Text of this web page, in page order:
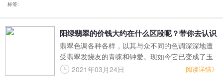
标签:
阳绿翡翠的价钱大约在什么区段呢？带你去认识
一下它！
翡翠色调各种各样，以其与众不同的色调深深地遭
受翡翠发烧友的青睐和钟爱。现如今它已变成了玉
石之首，也具备很高的收藏价值和发展潜力，那麼
2021年03月24日 阅读详情》